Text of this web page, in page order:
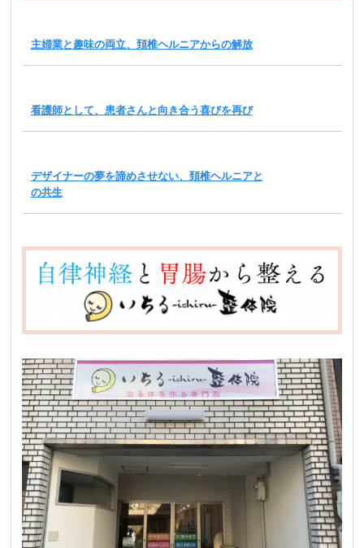
主婦業と趣味の両立、頚椎ヘルニアからの解放
看護師として、患者さんと向き合う喜びを再び
デザイナーの夢を諦めさせない、頚椎ヘルニアと
の共生